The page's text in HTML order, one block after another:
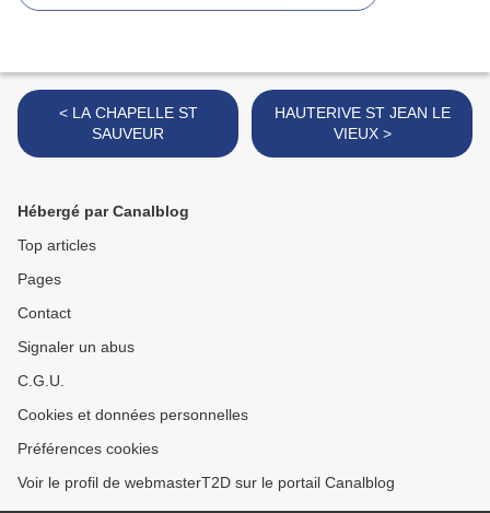
< LA CHAPELLE ST
SAUVEUR
HAUTERIVE ST JEAN LE
VIEUX >
Hébergé par Canalblog
Top articles
Pages
Contact
Signaler un abus
C.G.U.
Cookies et données personnelles
Préférences cookies
Voir le profil de webmasterT2D sur le portail Canalblog